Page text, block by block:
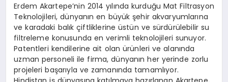
Erdem Akartepe’nin 2014 yılında kurduğu Mat Filtrasyon
Teknolojileri, dünyanın en büyük şehir akvaryumlarına
ve karadaki balık çiftliklerine üstün ve sürdürülebilir su
filtreleme konusunda en verimli teknolojileri sunuyor.
Patentleri kendilerine ait olan ürünleri ve alanında
uzman personeli ile firma, dünyanın her yerinde zorlu
projeleri başarıyla ve zamanında tamamlıyor.